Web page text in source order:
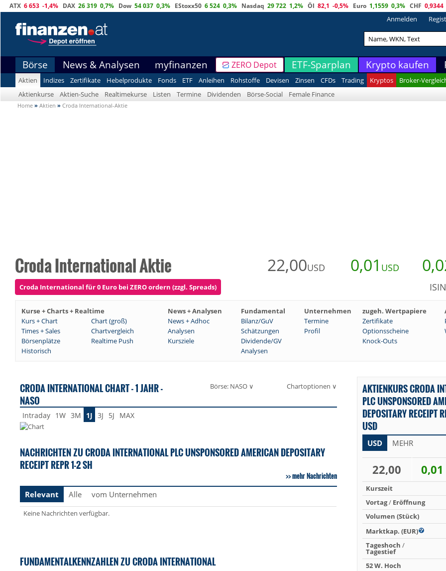
ATX 6 653 -1,4% DAX 26 319 0,7% Dow 54 037 0,3% EStoxx50 6 524 0,3% Nasdaq 29 722 1,2% Öl 82,1 -0,5% Euro 1,1559 0,3% CHF 0,9344
Anmelden
Börse News & Analysen myfinanzen ZERO Depot ETF-Sparplan Krypto kaufen
Aktien Indizes Zertifikate Hebelprodukte Fonds ETF Anleihen Rohstoffe Devisen Zinsen CFDs Trading Kryptos
Broker-
Aktienkurse
Aktien-Suche Realtimekurse Listen Termine Dividenden Börse-Social Female Finance
Home » Aktien » Croda International-Aktie
Croda International Aktie 22,00USD 0,01 USD
Croda International für 0 Euro bei ZERO ordern (zzgl. Spreads)
Kurse + Charts + Realtime News + Analysen Fundamental Unternehmen zugeh. Wertpapiere
Kurs + Chart
Chart (groß) News + Adhoc Bilanz/GuV Termine Zertifikate
Times + Sales
Chartvergleich Analysen Schätzungen Profil Optionsscheine
Börsenplätze
Realtime Push Kursziele Dividende/GV
Knock-Outs
Historisch
Analysen
CRODA INTERNATIONAL CHART - 1 JAHR -
NASO
Börse: NASO ∨ Chartoptionen ∨
Intraday 1W 3M 1J 3J 5J MAX
NACHRICHTEN ZU CRODA INTERNATIONAL PLC UNSPONSORED AMERICAN DEPOSITARY
RECEIPT REPR 1-2 SH
mehr Nachrichten
Relevant
Alle vom Unternehmen
Keine Nachrichten verfügbar.
FUNDAMENTALKENNZAHLEN ZU CRODA INTERNATIONAL
AKTIENKURS CRODA
PLC UNSPONSORED
DEPOSITARY RECEIPT
USD
USD MEHR
22,00 0,01
Kurszeit
Vortag/ Eröffnung
Volumen (Stück)
Marktkap. (EUR)
Tageshoch /
Tagestief
52 W. Hoch